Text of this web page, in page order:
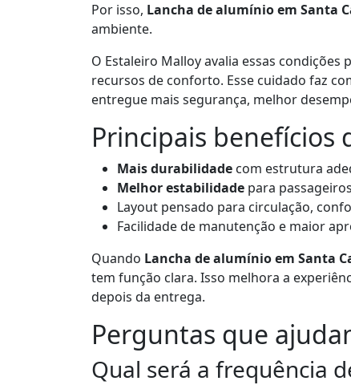
Por isso, Lancha de alumínio em Santa
ambiente.
O Estaleiro Malloy avalia essas
recursos de conforto. Esse cuidado faz
entregue mais segurança, melhor
Principais
Mais durabilidade com estrutura
Melhor estabilidade para
Layout pensado para circulação,
Facilidade de manutenção e maior
Quando Lancha de alumínio em Santa
tem função clara. Isso melhora a
depois da entrega.
Perguntas que
Qual será a frequência